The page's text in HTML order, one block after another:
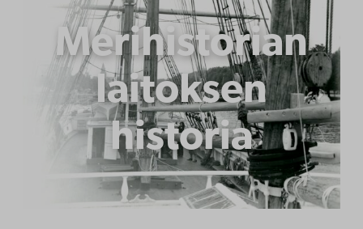
Merihistorian
laitoksen
historia